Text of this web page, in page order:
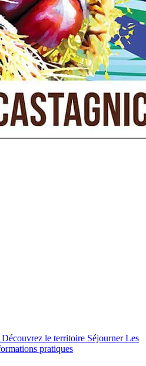
Découvrez le territoire SéjournerLes
pratiques